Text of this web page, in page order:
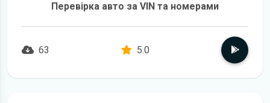
Перевірка авто за VIN та номерами
63
5.0